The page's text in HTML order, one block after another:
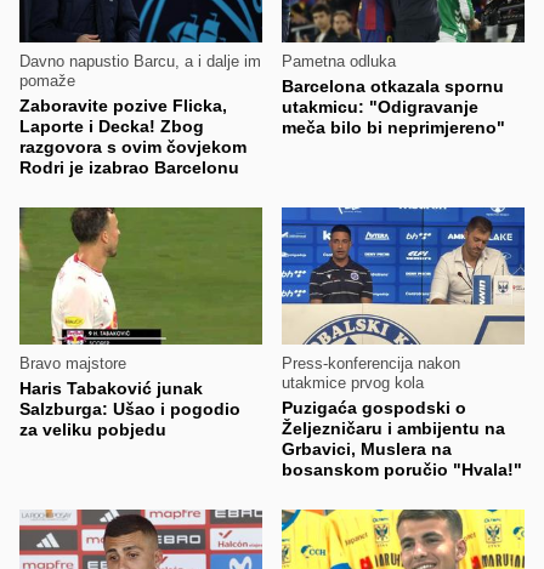
Davno napustio Barcu, a i dalje im
pomaže
Zaboravite pozive Flicka,
Laporte i Decka! Zbog
razgovora s ovim čovjekom
Rodri je izabrao Barcelonu
Pametna odluka
Barcelona otkazala spornu
utakmicu: "Odigravanje
meča bilo bi neprimjereno"
Bravo majstore
Haris Tabaković junak
Salzburga: Ušao i pogodio
za veliku pobjedu
Press-konferencija nakon
utakmice prvog kola
Puzigaća gospodski o
Željezničaru i ambijentu na
Grbavici, Muslera na
bosanskom poručio "Hvala!"